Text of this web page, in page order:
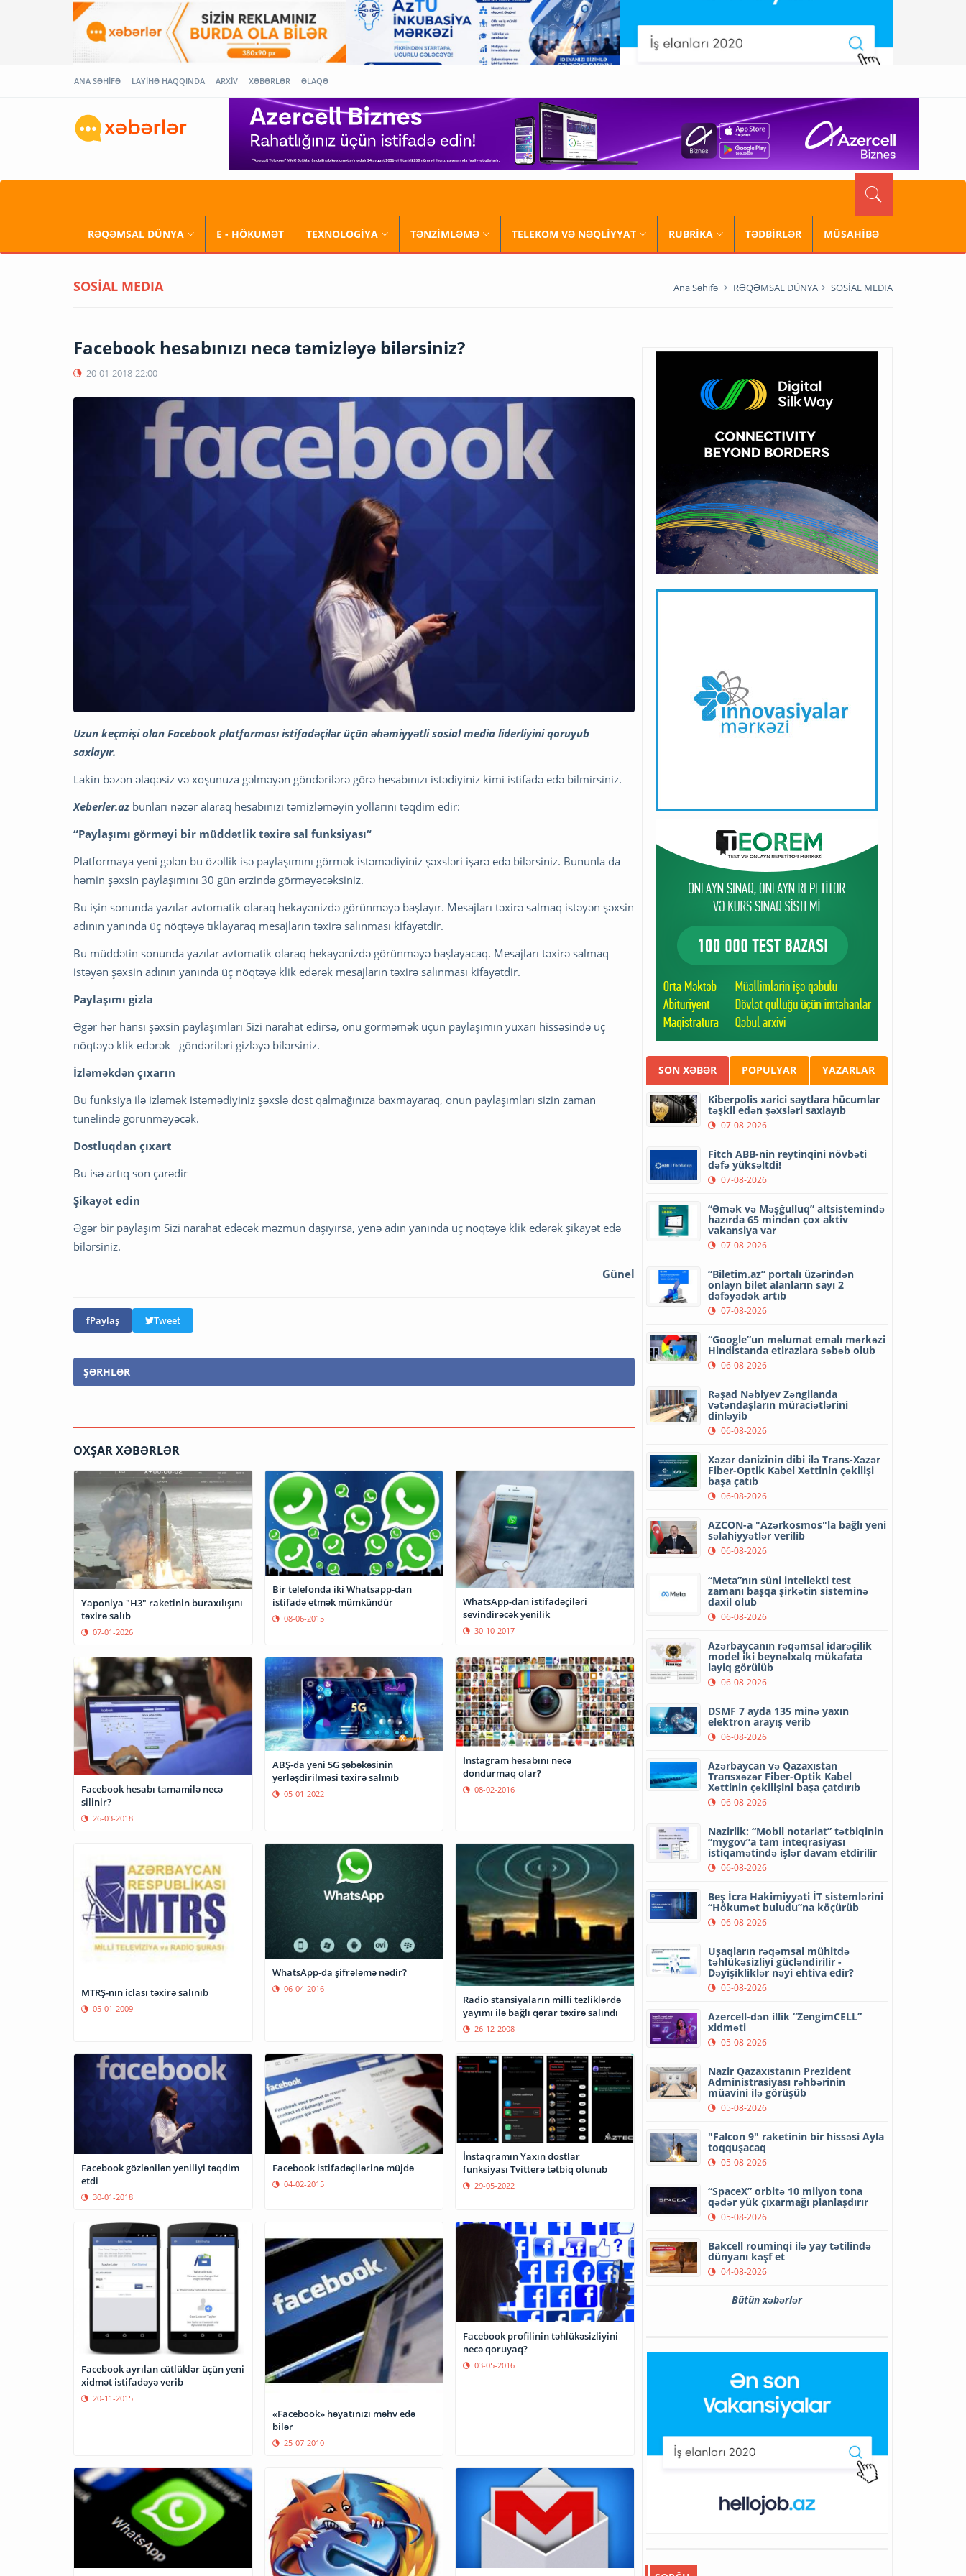
ANA SƏHİFƏ LAYİHƏ HAQQINDA ARXİV XƏBƏRLƏR ƏLAQƏ
RƏQƏMSAL DÜNYA E - HÖKUMƏT TEXNOLOGİYA TƏNZİMLƏMƏ TELEKOM VƏ NƏQLİYYAT RUBRİKA TƏDBİRLƏR MÜSAHİBƏ
SOSİAL MEDIA Ana Səhifə RƏQƏMSAL DÜNYA SOSİAL MEDIA
Facebook hesabınızı necə təmizləyə bilərsiniz?
20-01-2018 22:00
Uzun keçmişi olan Facebook platforması istifadəçilər üçün əhəmiyyətli sosial media liderliyini qoruyub
saxlayır.
Lakin bəzən əlaqəsiz və xoşunuza gəlməyən göndərilərə görə hesabınızı istədiyiniz kimi istifadə edə bilmirsiniz.
Xeberler.az bunları nəzər alaraq hesabınızı təmizləməyin yollarını təqdim edir:
“Paylaşımı görməyi bir müddətlik təxirə sal funksiyası“
Platformaya yeni gələn bu özəllik isə paylaşımını görmək istəmədiyiniz şəxsləri işarə edə bilərsiniz. Bununla da
həmin şəxsin paylaşımını 30 gün ərzində görməyəcəksiniz.
Bu işin sonunda yazılar avtomatik olaraq hekayənizdə görünməyə başlayır. Mesajları təxirə salmaq istəyən şəxsin
adının yanında üç nöqtəyə tıklayaraq mesajların təxirə salınması kifayətdir.
Bu müddətin sonunda yazılar avtomatik olaraq hekayənizdə görünməyə başlayacaq. Mesajları təxirə salmaq
istəyən şəxsin adının yanında üç nöqtəyə klik edərək mesajların təxirə salınması kifayətdir.
Paylaşımı gizlə
Əgər hər hansı şəxsin paylaşımları Sizi narahat edirsə, onu görməmək üçün paylaşımın yuxarı hissəsində üç
nöqtəyə klik edərək göndəriləri gizləyə bilərsiniz.
İzləməkdən çıxarın
Bu funksiya ilə izləmək istəmədiyiniz şəxslə dost qalmağınıza baxmayaraq, onun paylaşımları sizin zaman
tunelində görünməyəcək.
Dostluqdan çıxart
Bu isə artıq son çarədir
Şikayət edin
Əgər bir paylaşım Sizi narahat edəcək məzmun daşıyırsa, yenə adın yanında üç nöqtəyə klik edərək şikayət edə
bilərsiniz.
Günel
Paylaş Tweet
ŞƏRHLƏR
OXŞAR XƏBƏRLƏR
Yaponiya "H3" raketinin buraxılışını
təxirə salıb
07-01-2026
Bir telefonda iki Whatsapp-dan
istifadə etmək mümkündür
08-06-2015
WhatsApp-dan istifadəçiləri
sevindirəcək yenilik
30-10-2017
Facebook hesabı tamamilə necə
silinir?
26-03-2018
ABŞ-da yeni 5G şəbəkəsinin
yerləşdirilməsi təxirə salınıb
05-01-2022
Instagram hesabını necə
dondurmaq olar?
08-02-2016
MTRŞ-nın iclası təxirə salınıb
05-01-2009
WhatsApp-da şifrələmə nədir?
06-04-2016
Radio stansiyaların milli tezliklərdə
yayımı ilə bağlı qərar təxirə salındı
26-12-2008
Facebook gözlənilən yeniliyi təqdim
etdi
30-01-2018
Facebook istifadəçilərinə müjdə
04-02-2015
İnstaqramın Yaxın dostlar
funksiyası Tvitterə tətbiq olunub
29-05-2022
Facebook ayrılan cütlüklər üçün yeni
xidmət istifadəyə verib
20-11-2015
«Facebook» həyatınızı məhv edə
bilər
25-07-2010
Facebook profilinin təhlükəsizliyini
necə qoruyaq?
03-05-2016
SON XƏBƏR POPULYAR YAZARLAR
Kiberpolis xarici saytlara hücumlar
təşkil edən şəxsləri saxlayıb
07-08-2026
Fitch ABB-nin reytinqini növbəti
dəfə yüksəltdi!
07-08-2026
“Əmək və Məşğulluq” altsistemində
hazırda 65 mindən çox aktiv
vakansiya var
07-08-2026
“Biletim.az” portalı üzərindən
onlayn bilet alanların sayı 2
dəfəyədək artıb
07-08-2026
“Google”un məlumat emalı mərkəzi
Hindistanda etirazlara səbəb olub
06-08-2026
Rəşad Nəbiyev Zəngilanda
vətəndaşların müraciətlərini
dinləyib
06-08-2026
Xəzər dənizinin dibi ilə Trans-Xəzər
Fiber-Optik Kabel Xəttinin çəkilişi
başa çatıb
06-08-2026
AZCON-a "Azərkosmos"la bağlı yeni
səlahiyyətlər verilib
06-08-2026
“Meta”nın süni intellekti test
zamanı başqa şirkətin sisteminə
daxil olub
06-08-2026
Azərbaycanın rəqəmsal idarəçilik
model iki beynəlxalq mükafata
layiq görülüb
06-08-2026
DSMF 7 ayda 135 minə yaxın
elektron arayış verib
06-08-2026
Azərbaycan və Qazaxıstan
Transxəzər Fiber-Optik Kabel
Xəttinin çəkilişini başa çatdırıb
06-08-2026
Nazirlik: “Mobil notariat” tətbiqinin
“mygov”a tam inteqrasiyası
istiqamətində işlər davam etdirilir
06-08-2026
Beş İcra Hakimiyyəti İT sistemlərini
“Hökumət buludu”na köçürüb
06-08-2026
Uşaqların rəqəmsal mühitdə
təhlükəsizliyi gücləndirilir -
Dəyişikliklər nəyi ehtiva edir?
05-08-2026
Azercell-dən illik “ZengimCELL”
xidməti
05-08-2026
Nazir Qazaxıstanın Prezident
Administrasiyası rəhbərinin
müavini ilə görüşüb
05-08-2026
"Falcon 9" raketinin bir hissəsi Ayla
toqquşacaq
05-08-2026
“SpaceX” orbitə 10 milyon tona
qədər yük çıxarmağı planlaşdırır
05-08-2026
Bakcell rouminqi ilə yay tətilində
dünyanı kəşf et
04-08-2026
Bütün xəbərlər